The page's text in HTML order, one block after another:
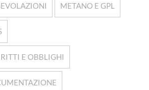
METANO E GPL
E OBBLIGHI